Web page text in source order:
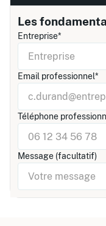
Les
Entreprise*
Email professionnel*
Téléphone
Message (facultatif)